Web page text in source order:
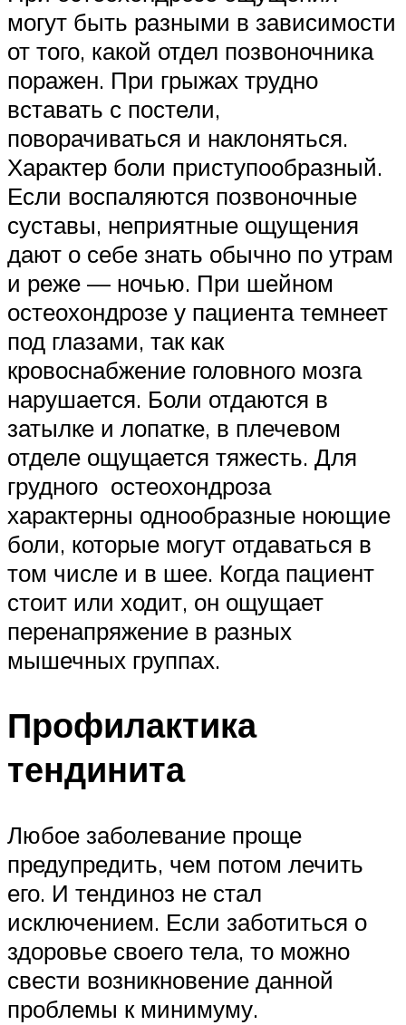
могут быть разными в зависимости
от того, какой отдел позвоночника
поражен. При грыжах трудно
вставать с постели,
поворачиваться и наклоняться.
Характер боли приступообразный.
Если воспаляются позвоночные
суставы, неприятные ощущения
дают о себе знать обычно по утрам
и реже — ночью. При шейном
остеохондрозе у пациента темнеет
под глазами, так как
кровоснабжение головного мозга
нарушается. Боли отдаются в
затылке и лопатке, в плечевом
отделе ощущается тяжесть. Для
грудного остеохондроза
характерны однообразные ноющие
боли, которые могут отдаваться в
том числе и в шее. Когда пациент
стоит или ходит, он ощущает
перенапряжение в разных
мышечных группах.
Профилактика
тендинита
Любое заболевание проще
предупредить, чем потом лечить
его. И тендиноз не стал
исключением. Если заботиться о
здоровье своего тела, то можно
свести возникновение данной
проблемы к минимуму.